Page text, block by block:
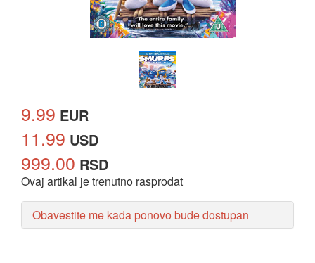
9.99 EUR
11.99 USD
999.00 RSD
Ovaj artikal je trenutno rasprodat
Obavestite me kada ponovo bude dostupan